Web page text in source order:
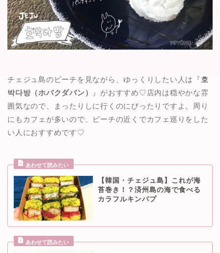
チェジュ島のビーチを見ながら、ゆっくりしたい人は『호
박다방（ホバクダバン）
』がおすすめ♡店内は穏やかな雰
囲気なので、まったりしに行くのにぴったりですよ。周り
にもカフェが多いので、ビーチの近くでカフェ巡りをした
い人におすすめです♡
【韓国・チェジュ島】これが海
苔巻き！？済州島の海で食べる
カラフルキンパプ